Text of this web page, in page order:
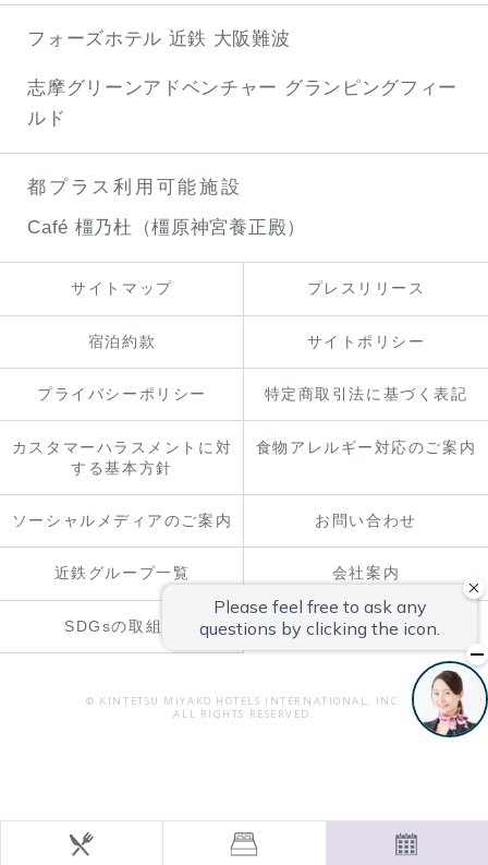
フォーズホテル 近鉄 大阪難波
志摩グリーンアドベンチャー グランピングフィー
ルド
都プラス利用可能施設
Café 橿乃杜（橿原神宮養正殿）
サイトマップ プレスリリース
宿泊約款 サイトポリシー
プライバシーポリシー 特定商取引法に基づく表記
カスタマーハラスメントに対
する基本方針
食物アレルギー対応のご案内
ソーシャルメディアのご案内 お問い合わせ
近鉄グループ一覧 会社案内
SDGsの取組み
© KINTETSU MIYAKO HOTELS INTERNATIONAL, INC.
ALL RIGHTS RESERVED.